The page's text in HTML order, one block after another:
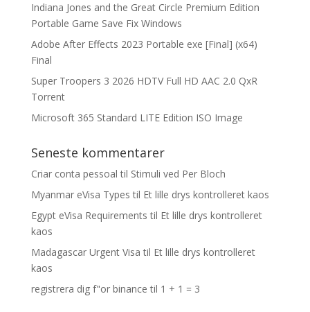
Indiana Jones and the Great Circle Premium Edition
Portable Game Save Fix Windows
Adobe After Effects 2023 Portable exe [Final] (x64)
Final
Super Troopers 3 2026 HDTV Full HD AAC 2.0 QxR
Torrent
Microsoft 365 Standard LITE Edition ISO Image
Seneste kommentarer
Criar conta pessoal til Stimuli ved Per Bloch
Myanmar eVisa Types til Et lille drys kontrolleret kaos
Egypt eVisa Requirements til Et lille drys kontrolleret
kaos
Madagascar Urgent Visa til Et lille drys kontrolleret
kaos
registrera dig f"or binance til 1 + 1 = 3